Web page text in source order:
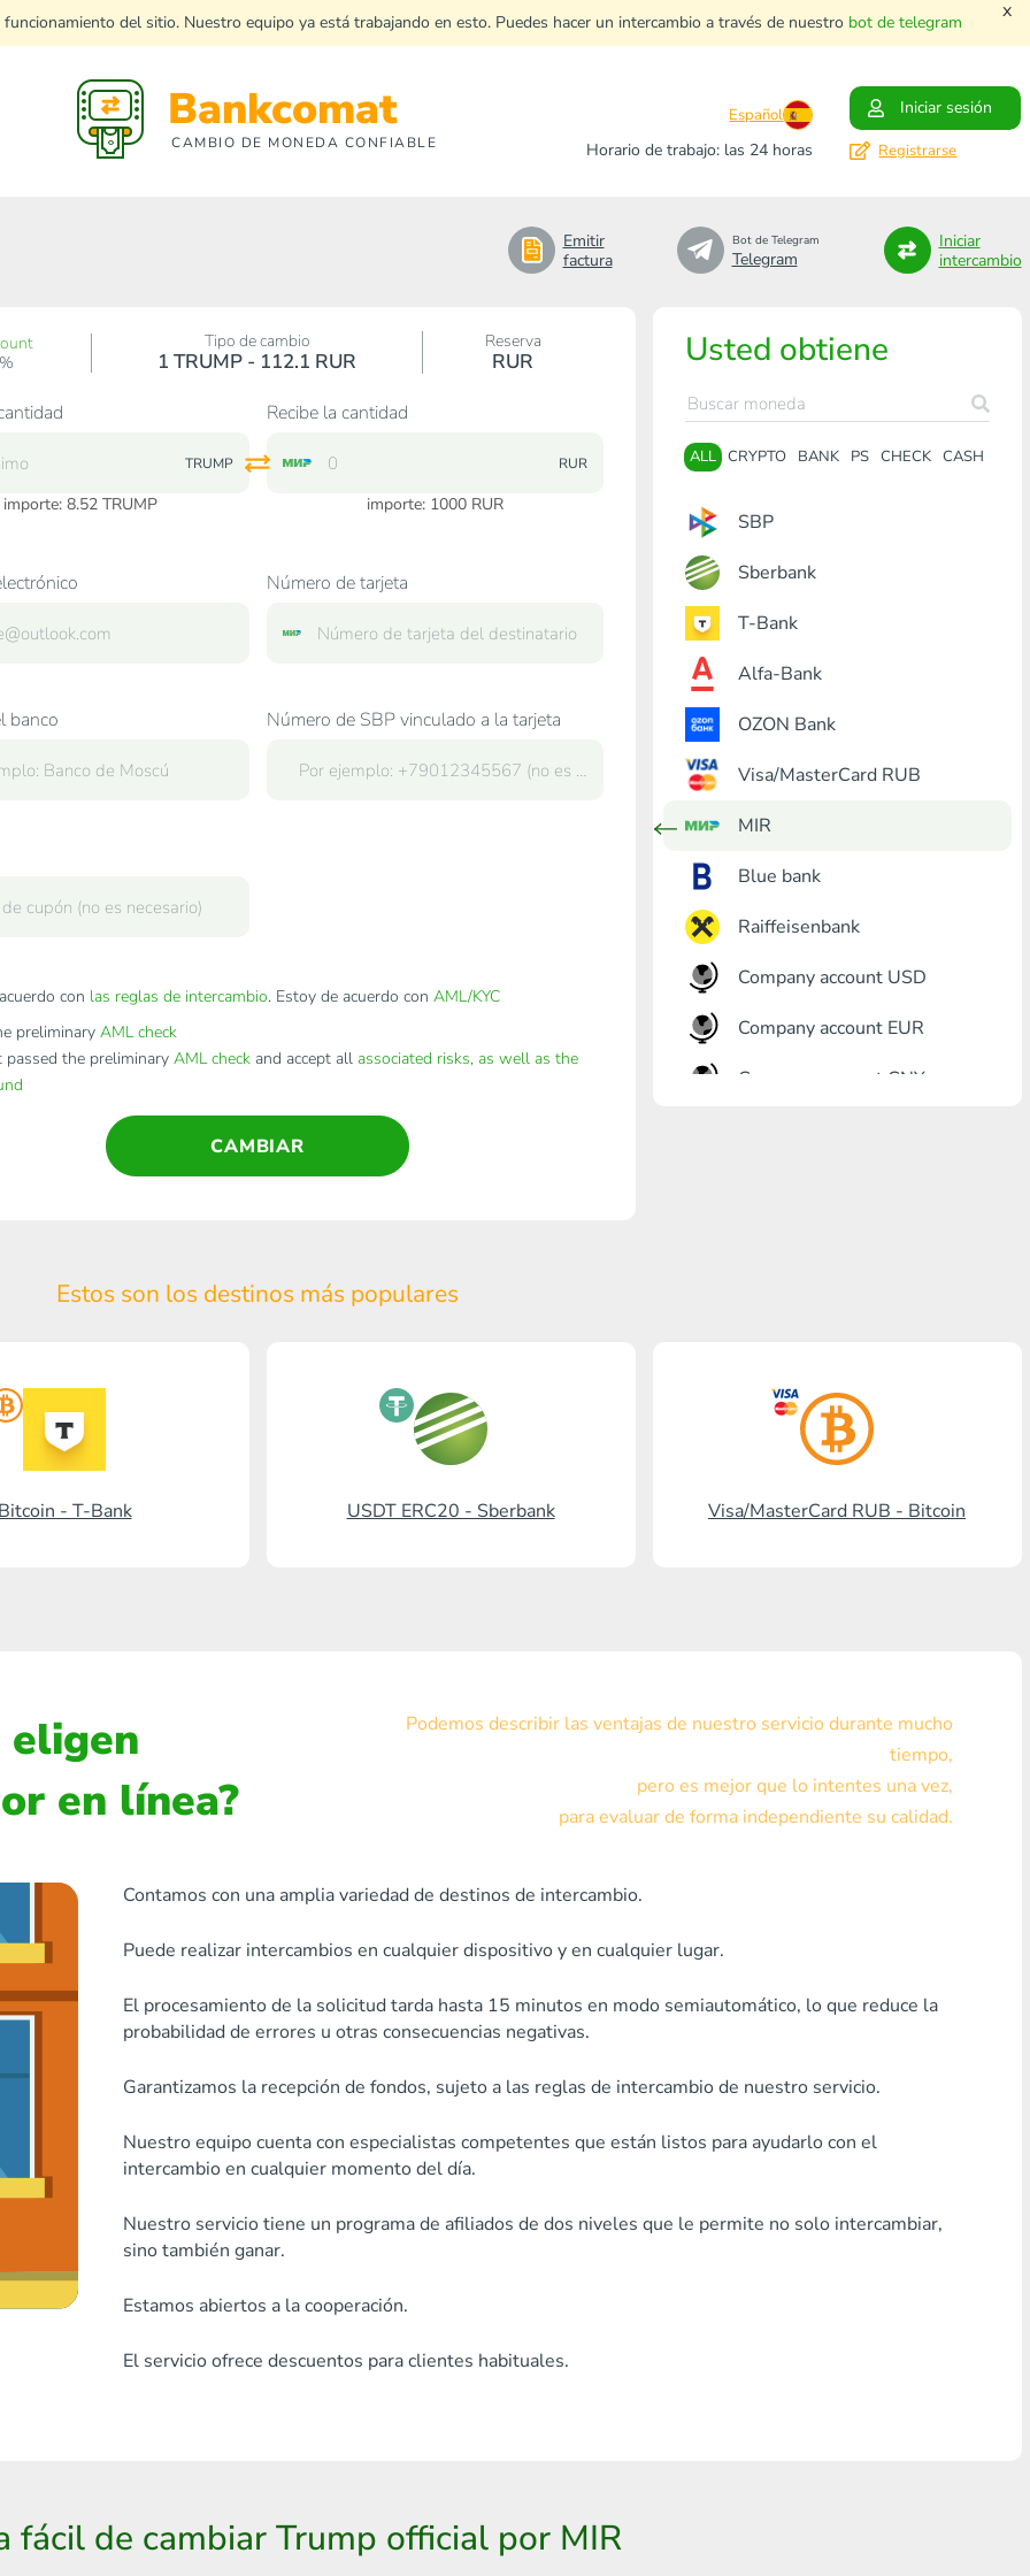
del sitio. Nuestro equipo ya está trabajando en esto. Puedes hacer un intercambio a través de nuestro bot de telegram x
Bankcomat
CAMBIO DE MONEDA CONFIABLE
Español
Iniciar sesión
Horario de trabajo: las 24 horas
Registrarse
Emitir
factura
Bot de Telegram
Telegram
Iniciar
intercambio
Usted obtiene
ALL CRYPTO BANK PS CHECK CASH
SBP
Sberbank
T-Bank
Alfa-Bank
OZON Bank
Visa/MasterCard RUB
MIR
Blue bank
Raiffeisenbank
Company account USD
Company account EUR
Company account CNY
Banco RusAg
Visa/MasterCard KGS
Home Credit Bank
Cualquier banco MDL
Cualquier banco THB
Visa/MasterCard MDL
Tipo de cambio
1 TRUMP - 112.1 RUR
Reserva
RUR
TRUMP
importe: 8.52 TRUMP
Recibe la cantidad
RUR
importe: 1000RUR
Número de tarjeta
banco Número de SBP vinculado a la tarjeta
con las reglas de intercambio. Estoy de acuerdo con AML/KYC
preliminary AML check
the preliminary AML checkand accept all associated risks, as well as the
CAMBIAR
Estos son los destinos más populares
Bitcoin - T-Bank USDT ERC20 - Sberbank Visa/MasterCard RUB - Bitcoin
eligen
en línea?
Podemos describir las ventajas de nuestro servicio durante mucho
tiempo,
pero es mejor que lo intentes una vez,
para evaluar de forma independiente su calidad.
Contamos con una amplia variedad de destinos de intercambio.
Puede realizar intercambios en cualquier dispositivo y en cualquier lugar.
El procesamiento de la solicitud tarda hasta 15 minutos en modo semiautomático, lo que reduce la
probabilidad de errores u otras consecuencias negativas.
Garantizamos la recepción de fondos, sujeto a las reglas de intercambio de nuestro servicio.
Nuestro equipo cuenta con especialistas competentes que están listos para ayudarlo con el
intercambio en cualquier momento del día.
Nuestro servicio tiene un programa de afiliados de dos niveles que le permite no solo intercambiar,
sino también ganar.
Estamos abiertos a la cooperación.
El servicio ofrece descuentos para clientes habituales.
fácil de cambiar Trump official por MIR